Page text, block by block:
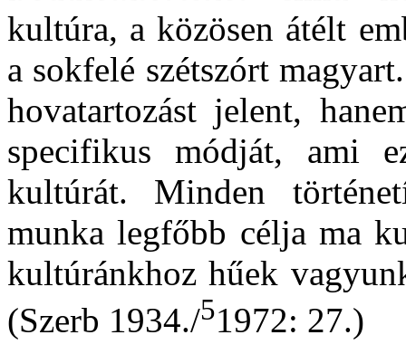
kultúra, a közösen átélt
a sokfelé szétszórt
hovatartozást jelent,
specifikus módját, ami
kultúrát. Minden
munka legfőbb célja ma
kultúránkhoz hűek
(Szerb 1934./51972: 27.)